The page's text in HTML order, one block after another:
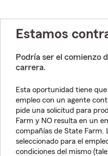
Estamos
Podría ser el comienzo
carrera.
Esta oportunidad tiene
empleo con un agente
pide una solicitud para
Farm y NO resulta en un
compañías de State Farm.
seleccionado para el
condiciones del mismo